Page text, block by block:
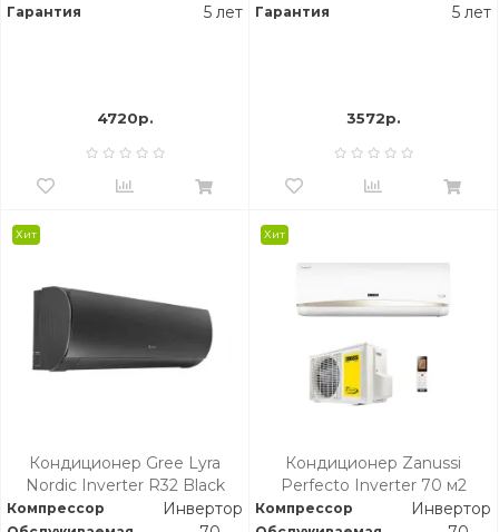
Гарантия 5 лет
4720р.
Гарантия 5 лет
3572р.
Хит
Кондиционер Gree Lyra
Nordic Inverter R32 Black
70 м2
Компрессор Инвертор
Хит
Кондиционер Zanussi
Perfecto Inverter 70 м2
Компрессор Инвертор